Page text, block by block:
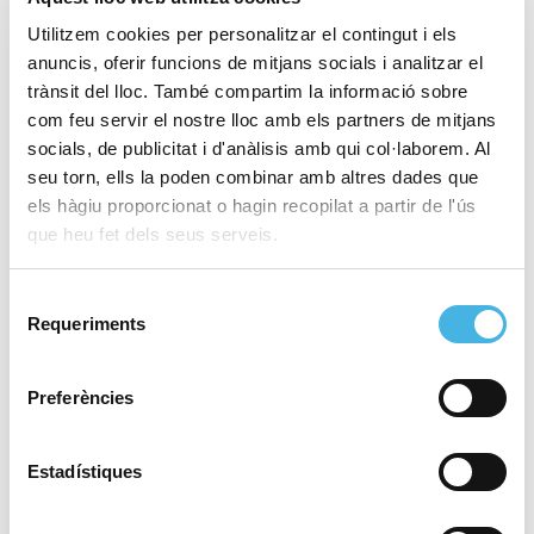
Utilitzem cookies per personalitzar el contingut i els
anuncis, oferir funcions de mitjans socials i analitzar el
trànsit del lloc. També compartim la informació sobre
com feu servir el nostre lloc amb els partners de mitjans
socials, de publicitat i d'anàlisis amb qui col·laborem. Al
seu torn, ells la poden combinar amb altres dades que
els hàgiu proporcionat o hagin recopilat a partir de l'ús
que heu fet dels seus serveis.
Requeriments
Preferències
Estadístiques
A les portes de l'ascens
La il·lusió per l’ascens és inevitable, és un somni
que el València porta anys perseguint i les
seria la primera vegada que les blanc-i-negres es
herba.